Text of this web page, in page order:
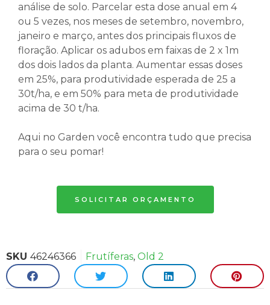
análise de solo. Parcelar esta dose anual em 4
ou 5 vezes, nos meses de setembro, novembro,
janeiro e março, antes dos principais fluxos de
floração. Aplicar os adubos em faixas de 2 x 1m
dos dois lados da planta. Aumentar essas doses
em 25%, para produtividade esperada de 25 a
30t/ha, e em 50% para meta de produtividade
acima de 30 t/ha.
Aqui no Garden você encontra tudo que precisa
para o seu pomar!
SOLICITAR ORÇAMENTO
SKU 46246366 Frutíferas, Old 2